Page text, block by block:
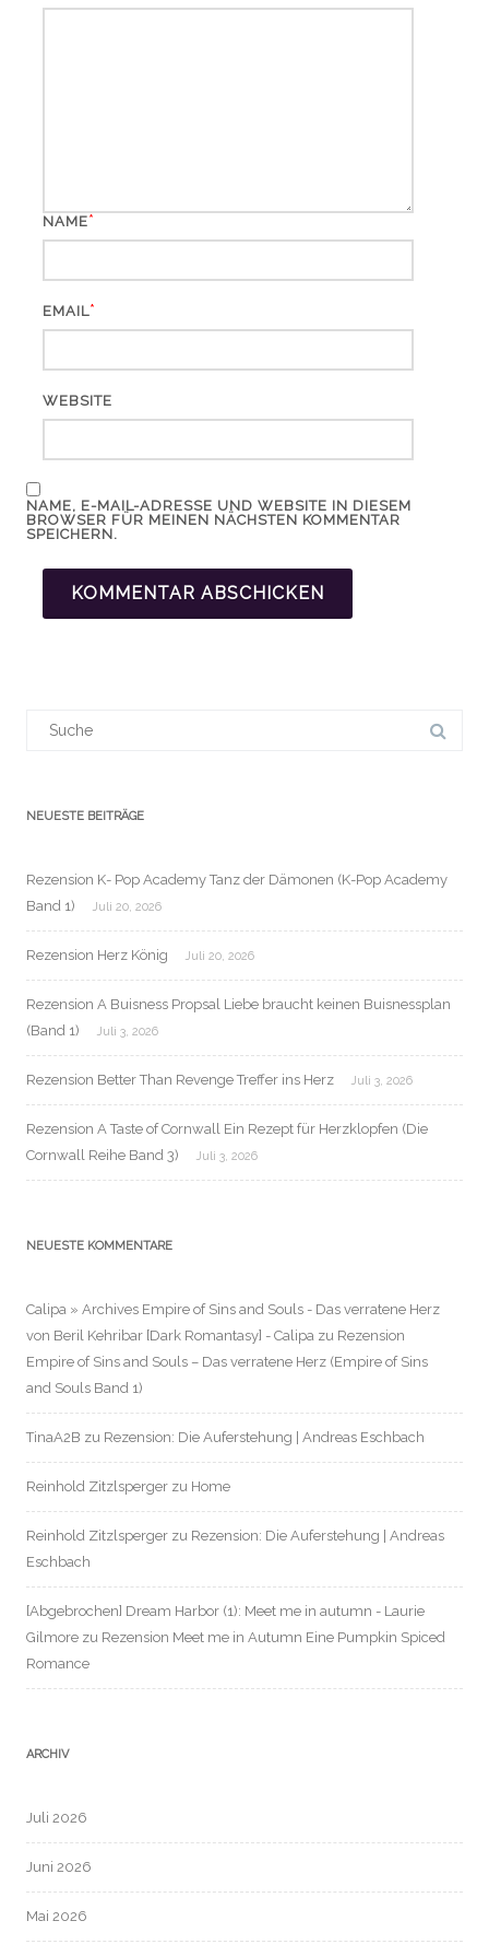
NAME*
EMAIL*
WEBSITE
NAME, E-MAIL-ADRESSE UND WEBSITE IN DIESEM
BROWSER FÜR MEINEN NÄCHSTEN KOMMENTAR
SPEICHERN.
NEUESTE BEITRÄGE
Rezension K- Pop Academy Tanz der Dämonen (K-Pop Academy
Band 1)
Juli 20, 2026
Rezension Herz König Juli 20, 2026
Rezension A Buisness Propsal Liebe braucht keinen Buisnessplan
(Band 1)
Juli 3, 2026
Rezension Better Than Revenge Treffer ins Herz Juli 3, 2026
Rezension A Taste of Cornwall Ein Rezept für Herzklopfen (Die
Cornwall Reihe Band 3)
Juli 3, 2026
NEUESTE KOMMENTARE
Calipa » Archives Empire of Sins and Souls - Das verratene Herz
von Beril Kehribar [Dark Romantasy] - Calipa zu Rezension
Empire of Sins and Souls – Das verratene Herz (Empire of Sins
and Souls Band 1)
TinaA2B zu Rezension: Die Auferstehung | Andreas Eschbach
Reinhold Zitzlsperger zu Home
Reinhold Zitzlsperger zu Rezension: Die Auferstehung | Andreas
Eschbach
[Abgebrochen] Dream Harbor (1): Meet me in autumn - Laurie
Gilmore zu Rezension Meet me in Autumn Eine Pumpkin Spiced
Romance
ARCHIV
Juli 2026
Juni 2026
Mai 2026